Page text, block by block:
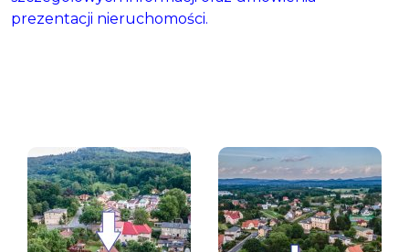
prezentacji nieruchomości.